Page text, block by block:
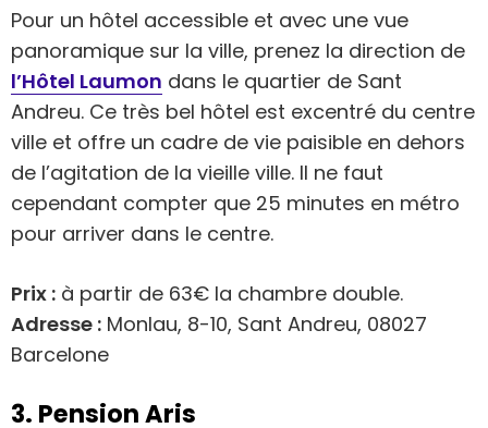
Pour un hôtel accessible et avec une vue
panoramique sur la ville, prenez la direction de
l’Hôtel Laumon dans le quartier de Sant
Andreu. Ce très bel hôtel est excentré du centre
ville et offre un cadre de vie paisible en dehors
de l’agitation de la vieille ville. Il ne faut
cependant compter que 25 minutes en métro
pour arriver dans le centre.
Prix : à partir de 63€ la chambre double.
Adresse : Monlau, 8-10, Sant Andreu, 08027
Barcelone
3. Pension Aris